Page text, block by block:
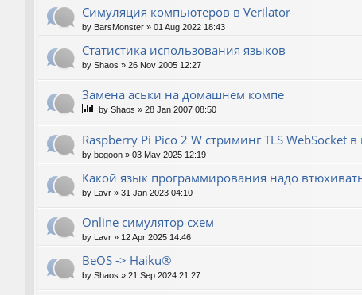
Симуляция компьютеров в Verilator
by BarsMonster » 01 Aug 2022 18:43
Статистика использования языков
by Shaos » 26 Nov 2005 12:27
Замена аськи на домашнем компе
by Shaos » 28 Jan 2007 08:50
Raspberry Pi Pico 2 W стриминг TLS WebSocket
by begoon » 03 May 2025 12:19
Какой язык программирования надо
by Lavr » 31 Jan 2023 04:10
Online симулятор схем
by Lavr » 12 Apr 2025 14:46
BeOS -> Haiku®
by Shaos » 21 Sep 2024 21:27